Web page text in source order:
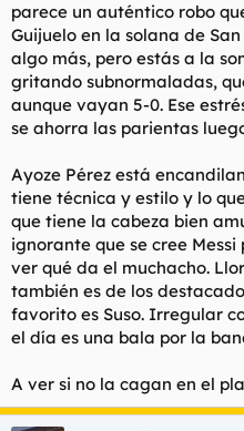
parece un auténtico robo
Guijuelo en la solana de
algo más, pero estás a la
gritando subnormaladas,
aunque vayan 5-0. Ese
se ahorra las parientas
Ayoze Pérez está
tiene técnica y estilo y lo
que tiene la cabeza bien
ignorante que se cree Messi
ver qué da el muchacho.
también es de los
favorito es Suso. Irregular
el día es una bala por la
A ver si no la cagan en el